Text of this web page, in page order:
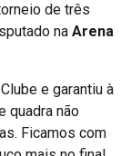
de três
na Arena
e garantiu à
quadra não
Ficamos com